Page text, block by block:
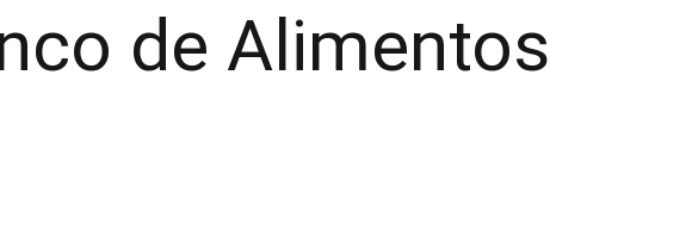
de Alimentos